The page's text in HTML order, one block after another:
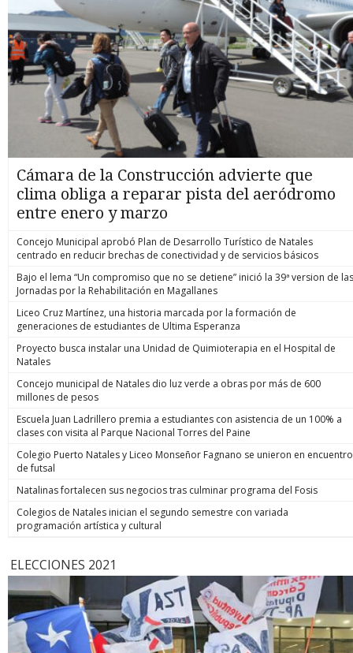
Cámara de la Construcción advierte que
clima obliga a reparar pista del aeródromo
entre enero y marzo
Concejo Municipal aprobó Plan de Desarrollo Turístico de Natales
centrado en reducir brechas de conectividad y de servicios básicos
Bajo el lema “Un compromiso que no se detiene” inició la 39ª version de las
Jornadas por la Rehabilitación en Magallanes
Liceo Cruz Martínez, una historia marcada por la formación de
generaciones de estudiantes de Ultima Esperanza
Proyecto busca instalar una Unidad de Quimioterapia en el Hospital de
Natales
Concejo municipal de Natales dio luz verde a obras por más de 600
millones de pesos
Escuela Juan Ladrillero premia a estudiantes con asistencia de un 100% a
clases con visita al Parque Nacional Torres del Paine
Colegio Puerto Natales y Liceo Monseñor Fagnano se unieron en encuentro
de futsal
Natalinas fortalecen sus negocios tras culminar programa del Fosis
Colegios de Natales inician el segundo semestre con variada
programación artística y cultural
ELECCIONES 2021